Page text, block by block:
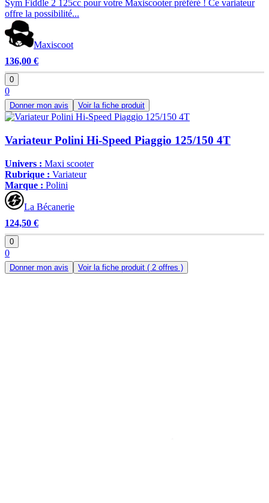
Sym Fiddle 2 125cc pour votre Maxiscooter préféré ! Ce variateur
offre la possibilité...
Maxiscoot
136,00 €
0
0
Donner mon avis Voir la fiche produit
Variateur Polini Hi-Speed Piaggio 125/150 4T
Univers : Maxi scooter
Rubrique : Variateur
Marque : Polini
La Bécanerie
124,50 €
0
0
Donner mon avis Voir la fiche produit ( 2 offres )